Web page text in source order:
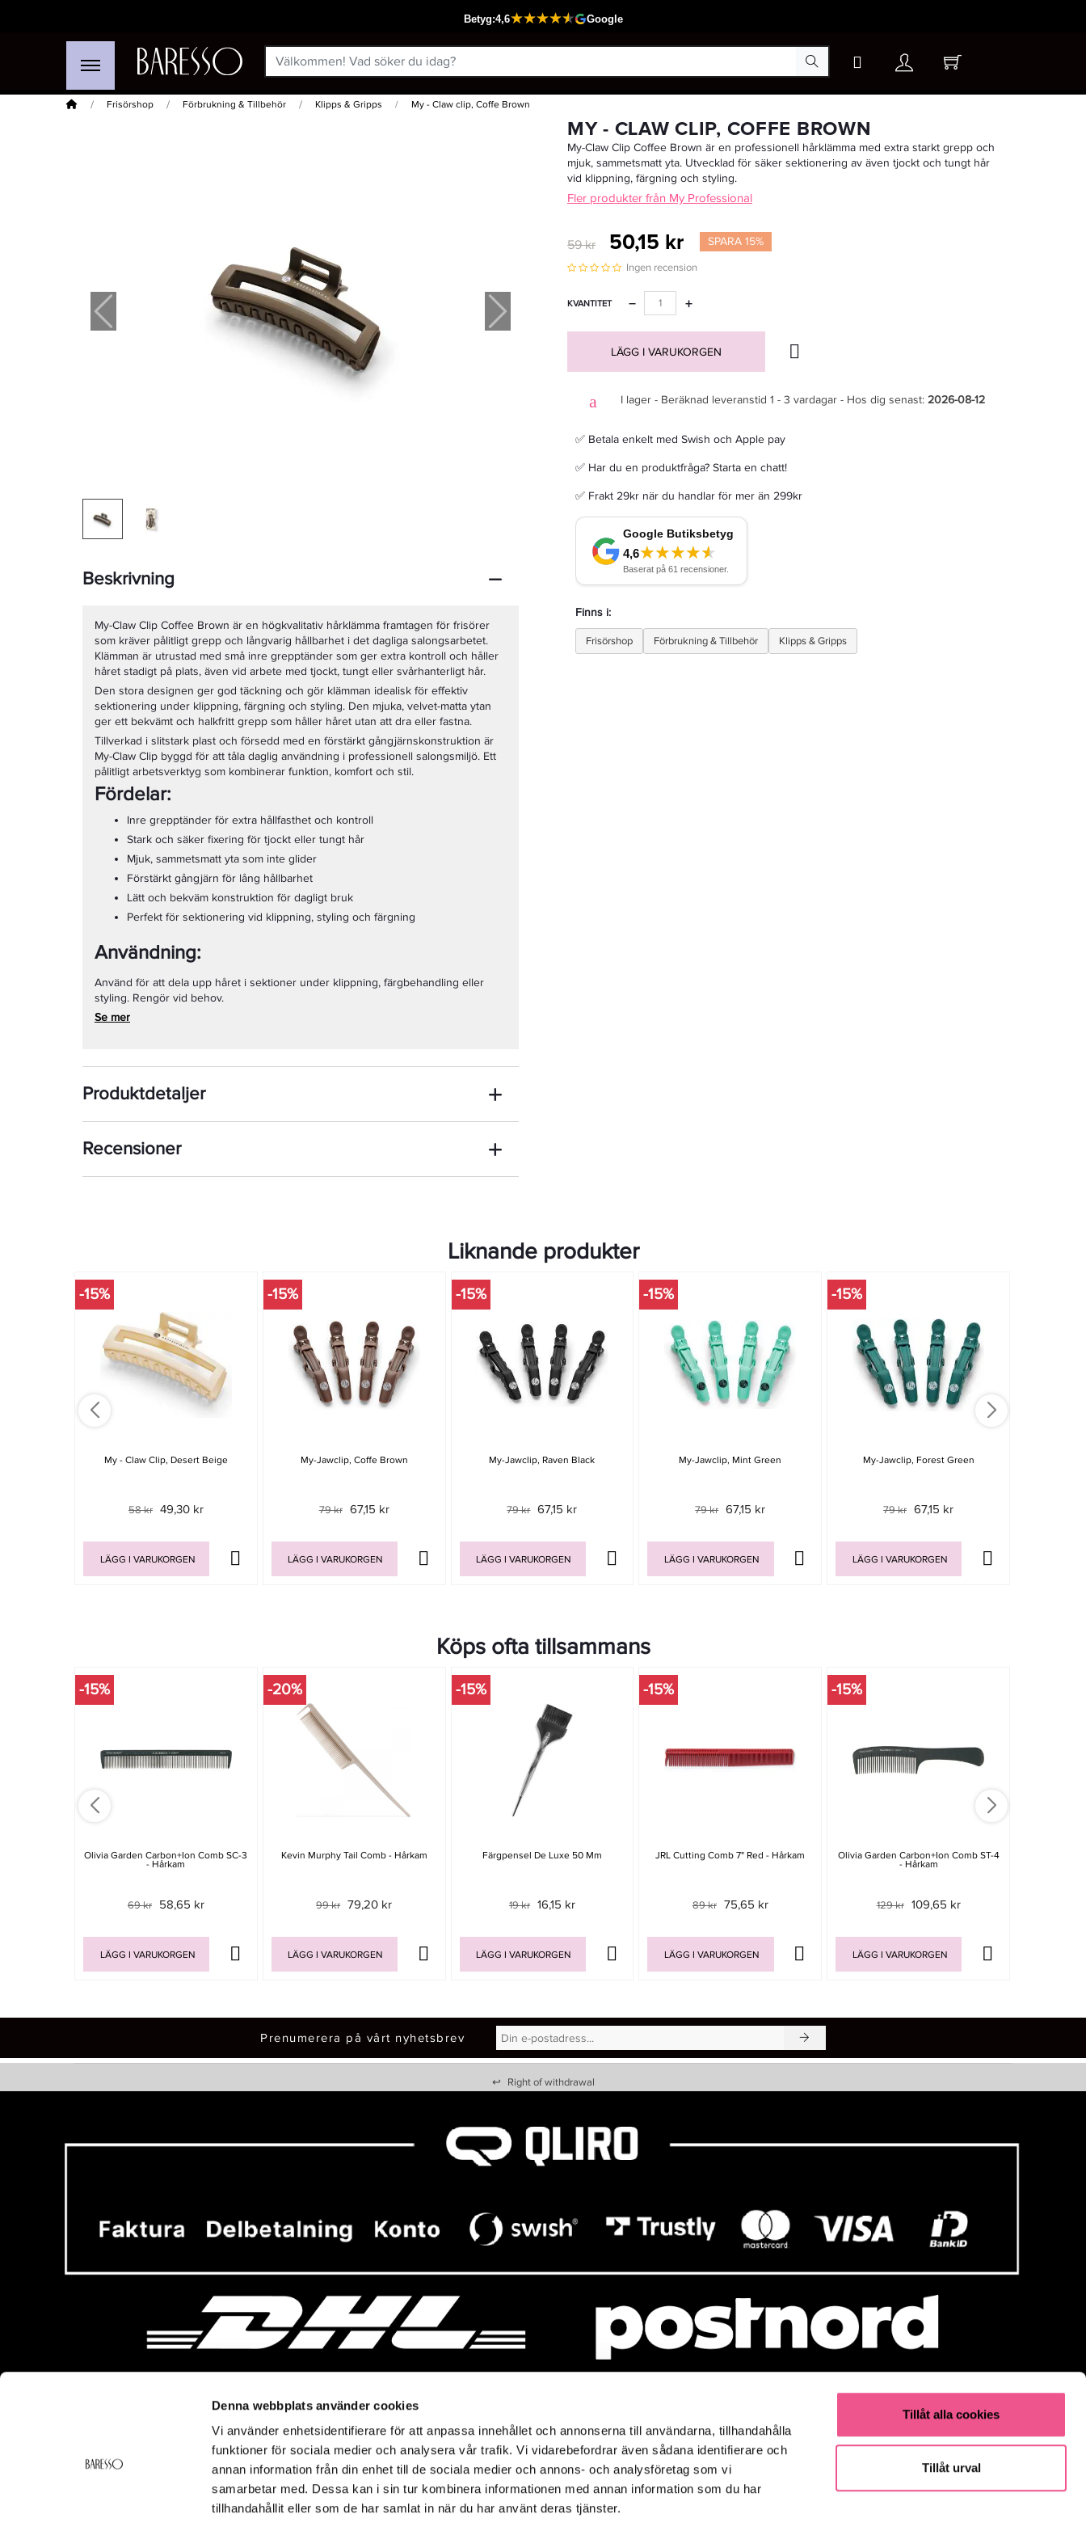
Denna webbplats använder cookies
Vi använder enhetsidentifierare för att anpassa innehållet och annonserna till användarna, tillhandahålla
funktioner för sociala medier och analysera vår trafik. Vi vidarebefordrar även sådana identifierare och
annan information från din enhet till de sociala medier och annons- och analysföretag som vi
samarbetar med. Dessa kan i sin tur kombinera informationen med annan information som du har
tillhandahållit eller som de har samlat in när du har använt deras tjänster.
Tillåt alla cookies
Tillåt urval
Hem Frisörshop Förbrukning & Tillbehör Klipps & Gripps My - Claw clip, Coffe Brown
Passar din varukorg
Beskrivning
My-Claw Clip Coffee Brown är en högkvalitativ hårklämma framtagen för frisörer
som kräver pålitligt grepp och långvarig hållbarhet i det dagliga salongsarbetet.
Klämman är utrustad med små inre grepptänder som ger extra kontroll och håller
håret stadigt på plats, även vid arbete med tjockt, tungt eller svårhanterligt hår.
Den stora designen ger god täckning och gör klämman idealisk för effektiv
sektionering under klippning, färgning och styling. Den mjuka, velvet-matta ytan
ger ett bekvämt och halkfritt grepp som håller håret utan att dra eller fastna.
Tillverkad i slitstark plast och försedd med en förstärkt gångjärnskonstruktion är
My-Claw Clip byggd för att tåla daglig användning i professionell salongsmiljö. Ett
pålitligt arbetsverktyg som kombinerar funktion, komfort och stil.
Fördelar:
Inre grepptänder för extra hållfasthet och kontroll
Stark och säker fixering för tjockt eller tungt hår
Mjuk, sammetsmatt yta som inte glider
Förstärkt gångjärn för lång hållbarhet
Lätt och bekväm konstruktion för dagligt bruk
Perfekt för sektionering vid klippning, styling och färgning
Användning:
Använd för att dela upp håret i sektioner under klippning, färgbehandling eller
styling. Rengör vid behov.
Se mer
Produktdetaljer
Recensioner
MY - CLAW CLIP, COFFE BROWN
My-Claw Clip Coffee Brown är en professionell hårklämma med extra starkt grepp och
mjuk, sammetsmatt yta. Utvecklad för säker sektionering av även tjockt och tungt hår
vid klippning, färgning och styling.
Fler produkter från My Professional
59 kr 50,15 kr SPARA 15%
Ingen recension
KVANTITET +
−
LÄGG I VARUKORGEN
I lager - Beräknad leveranstid 1 - 3 vardagar - Hos dig senast: 2026-08-12
✅ Betala enkelt med Swish och Apple pay
✅ Har du en produktfråga? Starta en chatt!
✅ Frakt 29kr när du handlar för mer än 299kr
Finns i:
Frisörshop Förbrukning & Tillbehör Klipps & Gripps
Liknande produkter
-15%
My - Claw Clip, Desert Beige
58 kr 49,30 kr
LÄGG I VARUKORGEN
-15%
My-Jawclip, Coffe Brown
79 kr 67,15 kr
LÄGG I VARUKORGEN
-15%
My-Jawclip, Raven Black
79 kr 67,15 kr
LÄGG I VARUKORGEN
-15%
My-Jawclip, Mint Green
79 kr 67,15 kr
LÄGG I VARUKORGEN
-15%
My-Jawclip, Forest Green
79 kr 67,15 kr
LÄGG I VARUKORGEN
Köps ofta tillsammans
-15%
Olivia Garden Carbon+Ion Comb SC-3
- Hårkam
69 kr 58,65 kr
LÄGG I VARUKORGEN
-20%
Kevin Murphy Tail Comb - Hårkam
99 kr 79,20 kr
LÄGG I VARUKORGEN
-15%
Färgpensel De Luxe 50 Mm
19 kr 16,15 kr
LÄGG I VARUKORGEN
-15%
JRL Cutting Comb 7" Red - Hårkam
89 kr 75,65 kr
LÄGG I VARUKORGEN
-15%
Olivia Garden Carbon+Ion Comb ST-4
- Hårkam
129 kr 109,65 kr
LÄGG I VARUKORGEN
Prenumerera på vårt nyhetsbrev
↩ Right of withdrawal
Kontakt
Om Baresso
Baresso Magasin
Om Baresso.se
Cookiepolicy
Mitt Baresso
Baresso Family
Mitt konto
Ändra cookieinställningar
Populärt